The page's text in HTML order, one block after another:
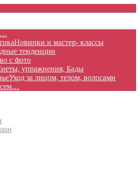
Новинки и мастер- классы
тенденции
с фото
упражнения, Бады
Уход за лицом, телом, волосами